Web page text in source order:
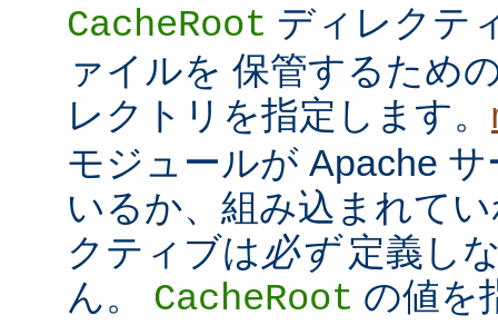
CacheRoot ディレクテ
ァイルを 保管するため
レクトリを指定します。
モジュールが Apache
いるか、組み込まれて
クティブは 必ず定義し
ん。 CacheRoot の値を